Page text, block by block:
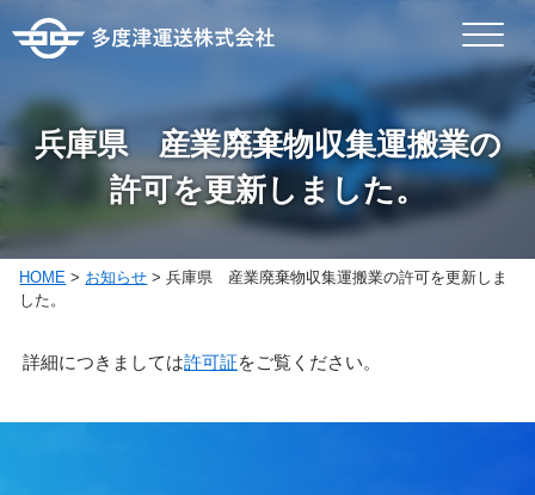
兵庫県 産業廃棄物収集運搬業の
許可を更新しました。
HOME > お知らせ >兵庫県 産業廃棄物収集運搬業の許可を更新しま
した。
詳細につきましては許可証をご覧ください。